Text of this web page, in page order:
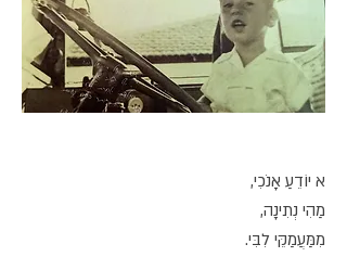
א יוֹדֵעַ אָנֹכִי,
מַהִי נְתִינָה,
מִמַּעֲמַקֵּי לִבִּי.